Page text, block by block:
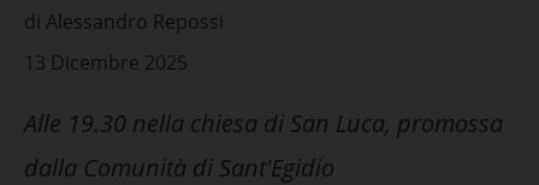
di Alessandro Repossi
13 Dicembre 2025
Alle 19.30 nella chiesa di San Luca, promossa
dalla Comunità di Sant'Egidio